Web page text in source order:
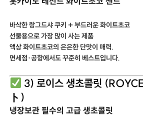
바삭한 랑그드샤 쿠키 + 부드러운 화이트초코
선물용으로 가장 많이 사는 제품
액상 화이트초코의 은은한 단맛이 매력.
면세점·공항에서도 꾸준히 베스트입니다.
3) 로이스 생초콜릿
ト)
냉장보관 필수의 고급 생초콜릿